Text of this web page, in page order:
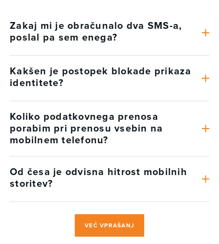
Zakaj mi je obračunalo dva SMS-a,
poslal pa sem enega?
Kakšen je postopek blokade prikaza
identitete?
Koliko podatkovnega prenosa
porabim pri prenosu vsebin na
mobilnem telefonu?
Od česa je odvisna hitrost mobilnih
storitev?
VEČ VPRAŠANJ